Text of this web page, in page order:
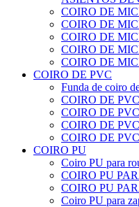
COIRO DE
COIRO DE
COIRO DE
COIRO DE
COIRO DE
COIRO DE PVC
Funda de coiro
COIRO DE
COIRO DE
COIRO DE
COIRO DE
COIRO PU
Coiro PU para
COIRO PU
COIRO PU
Coiro PU para